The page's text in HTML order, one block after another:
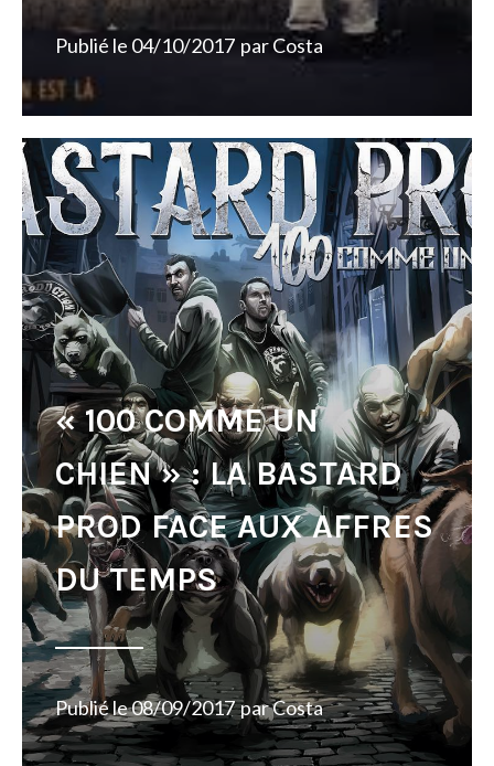
Publié le 04/10/2017 parCosta
« 100 COMME UN
CHIEN » : LA BASTARD
PROD FACE AUX AFFRES
DU TEMPS
Publié le08/09/2017 parCosta